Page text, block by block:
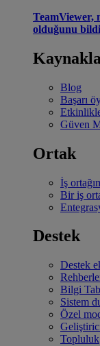
TeamViewer,
olduğunu
Blog
Başarı
Güven
Ortak
İş
Bir iş
Destek
Destek
Bilgi
Sistem
Özel
Topluluk